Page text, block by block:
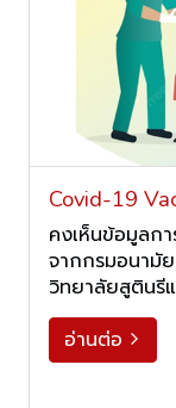
Covid-19
คงเห็นข้อมูลก
จากกรมอนามั
วิทยาลัยสูตินรี
วัคซีนโควิดใน
พบว่ามีหญิงตั้
และที่ได้รับการ
อ่านต่อ arrow_forward_ios